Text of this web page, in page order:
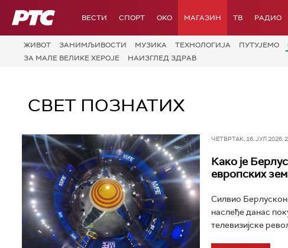
РТС ВЕСТИ СПОРТ OKO МАГАЗИН ТВ РАДИО
ЖИВОТ ЗАНИМЉИВОСТИ МУЗИКА ТЕХНОЛОГИЈA ПУТУЈЕМО
ЗА МАЛЕ ВЕЛИКЕ ХЕРОЈЕ
НАИЗГЛЕД ЗДРАВ
СВЕТ ПОЗНАТИХ
ЧЕТВРТАК, 16. ЈУЛ 2026,
Како је
европских
Силвио
наслеђе данас
телевизијске